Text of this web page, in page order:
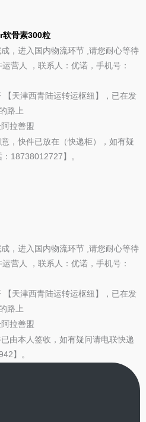
软骨素300粒
，进入国内物流环节 ,请您耐心等待
营人 ，联系人：优诺，手机号：
天津西青陆运转运枢纽】，已在发
路上
拉善盟
，快件已放在（快递柜），如有疑
18738012727】。
，进入国内物流环节 ,请您耐心等待
营人 ，联系人：优诺，手机号：
天津西青陆运转运枢纽】，已在发
路上
拉善盟
由本人签收，如有疑问请电联快递
】。